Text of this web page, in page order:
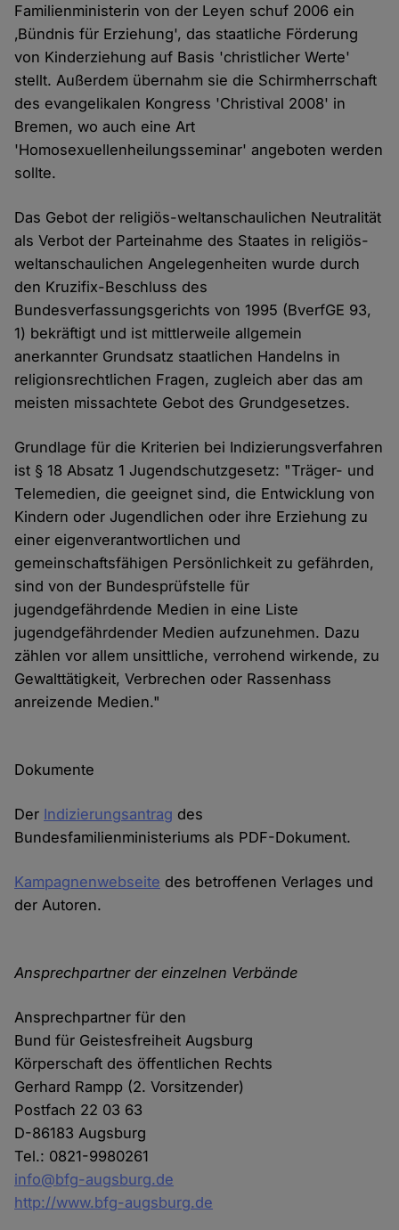
Familienministerin von der Leyen schuf 2006 ein
‚Bündnis für Erziehung', das staatliche Förderung
von Kinderziehung auf Basis 'christlicher Werte'
stellt. Außerdem übernahm sie die Schirmherrschaft
des evangelikalen Kongress 'Christival 2008' in
Bremen, wo auch eine Art
'Homosexuellenheilungsseminar' angeboten werden
sollte.
Das Gebot der religiös-weltanschaulichen Neutralität
als Verbot der Parteinahme des Staates in religiös-
weltanschaulichen Angelegenheiten wurde durch
den Kruzifix-Beschluss des
Bundesverfassungsgerichts von 1995 (BverfGE 93,
1) bekräftigt und ist mittlerweile allgemein
anerkannter Grundsatz staatlichen Handelns in
religionsrechtlichen Fragen, zugleich aber das am
meisten missachtete Gebot des Grundgesetzes.
Grundlage für die Kriterien bei Indizierungsverfahren
ist § 18 Absatz 1 Jugendschutzgesetz: "Träger- und
Telemedien, die geeignet sind, die Entwicklung von
Kindern oder Jugendlichen oder ihre Erziehung zu
einer eigenverantwortlichen und
gemeinschaftsfähigen Persönlichkeit zu gefährden,
sind von der Bundesprüfstelle für
jugendgefährdende Medien in eine Liste
jugendgefährdender Medien aufzunehmen. Dazu
zählen vor allem unsittliche, verrohend wirkende, zu
Gewalttätigkeit, Verbrechen oder Rassenhass
anreizende Medien."
Dokumente
Der Indizierungsantrag des
Bundesfamilienministeriums als PDF-Dokument.
Kampagnenwebseite des betroffenen Verlages und
der Autoren.
Ansprechpartner der einzelnen Verbände
Ansprechpartner für den
Bund für Geistesfreiheit Augsburg
Körperschaft des öffentlichen Rechts
Gerhard Rampp (2. Vorsitzender)
Postfach 22 03 63
D-86183 Augsburg
Tel.: 0821-9980261
info@bfg-augsburg.de
http://www.bfg-augsburg.de